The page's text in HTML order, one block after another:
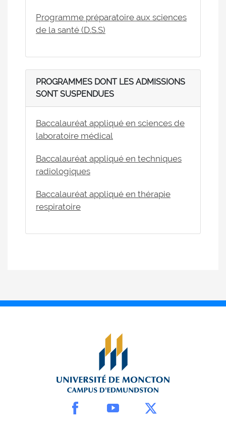
Programme préparatoire aux sciences
de la santé (D.S.S)
PROGRAMMES DONT LES ADMISSIONS
SONT SUSPENDUES
Baccalauréat appliqué en sciences de
laboratoire médical
Baccalauréat appliqué en techniques
radiologiques
Baccalauréat appliqué en thérapie
respiratoire